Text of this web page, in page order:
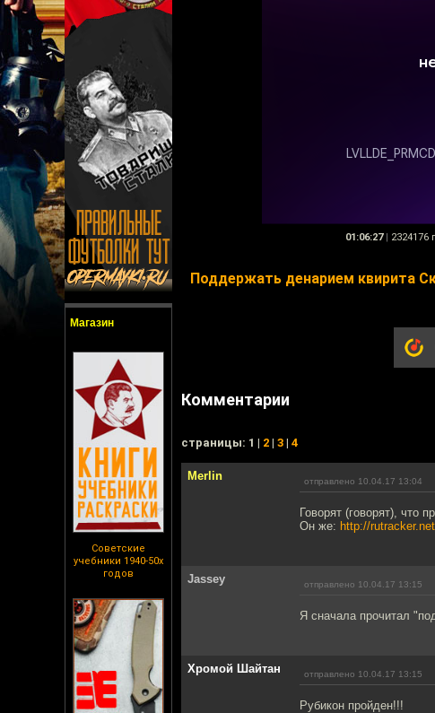
Магазин
Советские
учебники 1940-50х
годов
01:06:27 | 2324176
Поддержать денарием квирита
Комментарии
cтраницы: 1 | 2 | 3 | 4
Merlin отправлено 10.04.17 13:04
Говорят (говорят), что
Он же: http://
Jassey отправлено 10.04.17 13:15
Я сначала прочитал
Хромой Шайтан отправлено 10.04.17 13:15
Рубикон пройден!!!